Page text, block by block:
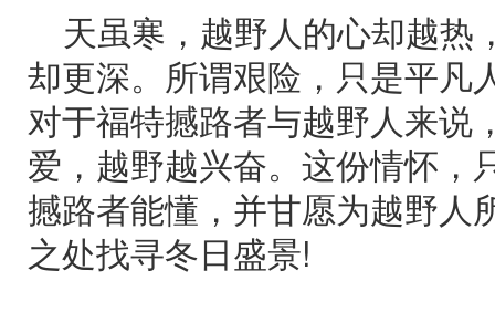
天虽寒，越野人的心却越热
却更深。所谓艰险，只是平凡
对于福特撼路者与越野人来说
爱，越野越兴奋。这份情怀，
撼路者能懂，并甘愿为越野人
之处找寻冬日盛景!